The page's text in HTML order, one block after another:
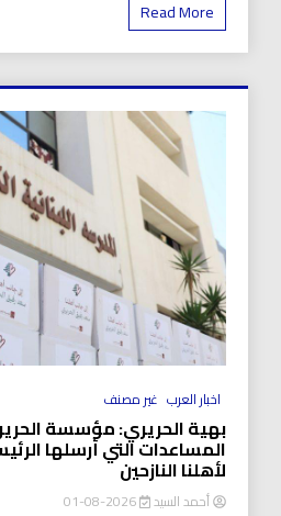
Read More
اخبار العرب غير مصنف
بهية الحريري: مؤسسة
المساعدات التي أرسلها
لأهلنا النازحين
أحمد السيد 2026-08-01